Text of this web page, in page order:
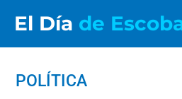
El Día de
POLÍTICA